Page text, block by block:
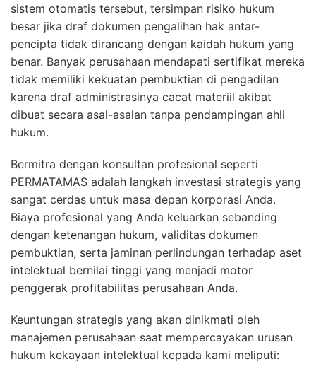
sistem otomatis tersebut, tersimpan risiko hukum
besar jika draf dokumen pengalihan hak antar-
pencipta tidak dirancang dengan kaidah hukum yang
benar. Banyak perusahaan mendapati sertifikat mereka
tidak memiliki kekuatan pembuktian di pengadilan
karena draf administrasinya cacat materiil akibat
dibuat secara asal-asalan tanpa pendampingan ahli
hukum.
Bermitra dengan konsultan profesional seperti
PERMATAMAS adalah langkah investasi strategis yang
sangat cerdas untuk masa depan korporasi Anda.
Biaya profesional yang Anda keluarkan sebanding
dengan ketenangan hukum, validitas dokumen
pembuktian, serta jaminan perlindungan terhadap aset
intelektual bernilai tinggi yang menjadi motor
penggerak profitabilitas perusahaan Anda.
Keuntungan strategis yang akan dinikmati oleh
manajemen perusahaan saat mempercayakan urusan
hukum kekayaan intelektual kepada kami meliputi: